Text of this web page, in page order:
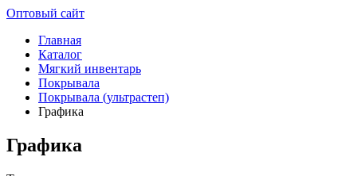
Оптовый сайт
Главная
Каталог
Мягкий инвентарь
Покрывала
Покрывала (ультрастеп)
Графика
Графика